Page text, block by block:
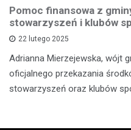
Pomoc finansowa z
stowarzyszeń i klubów
22 lutego 2025
Adrianna Mierzejewska, wójt
oficjalnego przekazania
stowarzyszeń oraz klubów